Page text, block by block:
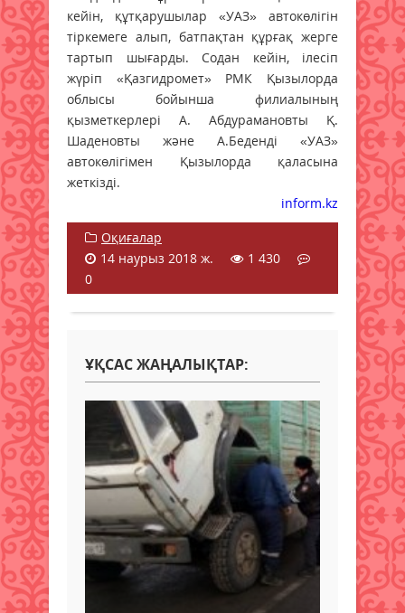
кейін, құтқарушылар «УАЗ» автокөлігін
тіркемеге алып, батпақтан құрғақ жерге
тартып шығарды. Содан кейін, ілесіп
жүріп «Қазгидромет» РМК Қызылорда
облысы бойынша филиалының
қызметкерлері А. Абдурамановты Қ.
Шаденовты және А.Беденді «УАЗ»
автокөлігімен Қызылорда қаласына
жеткізді.
inform.kz
Оқиғалар
14 наурыз 2018 ж.
1 430
0
ҰҚСАС ЖАҢАЛЫҚТАР: